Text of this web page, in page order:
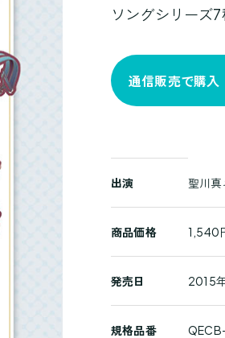
ソングシリーズ7
通信販売で購入
出演 聖川真
商品価格 1,540
発売日 2015
規格品番